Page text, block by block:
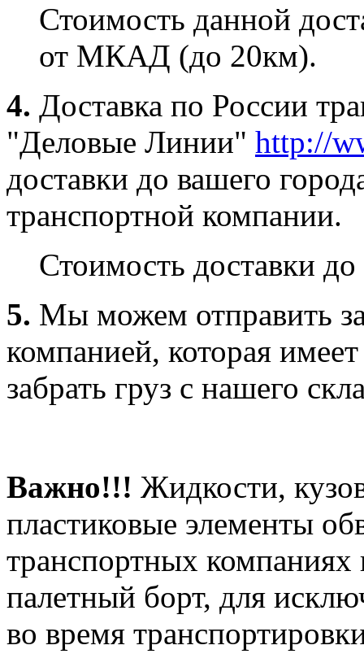
Стоимость данной
от МКАД (до 20км).
4. Доставка по России
"Деловые Линии" http://
доставки до вашего
транспортной компании.
Стоимость доставки
5. Мы можем отправить
компанией, которая
забрать груз с нашего
Важно!!! Жидкости,
пластиковые элементы
транспортных
палетный борт, для
во время